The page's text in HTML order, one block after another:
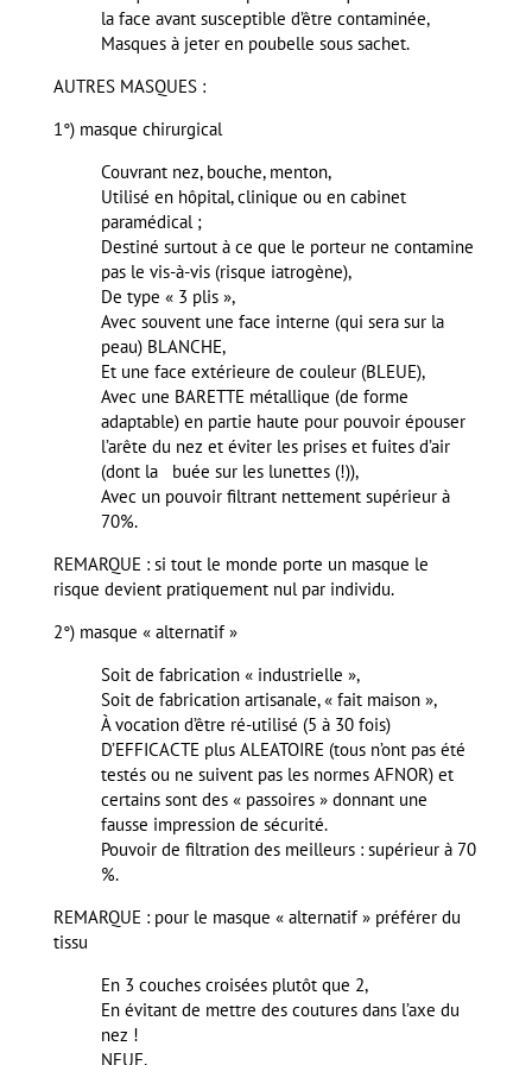
la face avant susceptible d’être contaminée,
Masques à jeter en poubelle sous sachet.
AUTRES MASQUES :
1°) masque chirurgical
Couvrant nez, bouche, menton,
Utilisé en hôpital, clinique ou en cabinet
paramédical ;
Destiné surtout à ce que le porteur ne contamine
pas le vis-à-vis (risque iatrogène),
De type « 3 plis »,
Avec souvent une face interne (qui sera sur la
peau) BLANCHE,
Et une face extérieure de couleur (BLEUE),
Avec une BARETTE métallique (de forme
adaptable) en partie haute pour pouvoir épouser
l’arête du nez et éviter les prises et fuites d’air
(dont la buée sur les lunettes (!)),
Avec un pouvoir filtrant nettement supérieur à
70%.
REMARQUE : si tout le monde porte un masque le
risque devient pratiquement nul par individu.
2°) masque « alternatif »
Soit de fabrication « industrielle »,
Soit de fabrication artisanale, « fait maison »,
À vocation d’être ré-utilisé (5 à 30 fois)
D’EFFICACTE plus ALEATOIRE (tous n’ont pas été
testés ou ne suivent pas les normes AFNOR) et
certains sont des « passoires » donnant une
fausse impression de sécurité.
Pouvoir de filtration des meilleurs : supérieur à 70
%.
REMARQUE : pour le masque « alternatif » préférer du
tissu
En 3 couches croisées plutôt que 2,
En évitant de mettre des coutures dans l’axe du
nez !
NEUF,